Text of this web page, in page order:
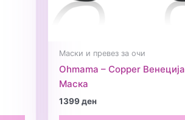
Маски и превез за очи
Ohmama – Copper
Маскa
1399ден